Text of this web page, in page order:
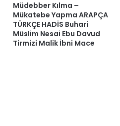
Müdebber Kılma –
Mükatebe Yapma ARAPÇA
TÜRKÇE HADİS Buhari
Müslim Nesai Ebu Davud
Tirmizi Malik İbni Mace